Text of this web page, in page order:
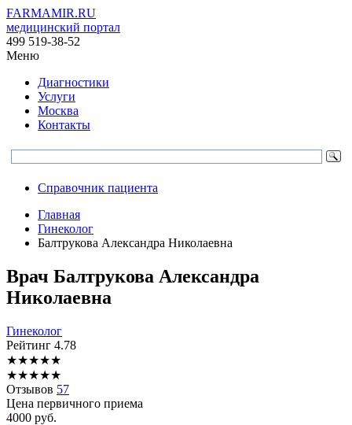
FARMAMIR.RU
медицинский портал
499 519-38-52
Меню
Диагностики
Услуги
Москва
Контакты
Справочник пациента
Главная
Гинеколог
Балтрукова Александра Николаевна
Врач Балтрукова Александра
Николаевна
Гинеколог
Рейтинг 4.78
★★★★★
★★★★★
Отзывов 57
Цена первичного приема
4000 руб.